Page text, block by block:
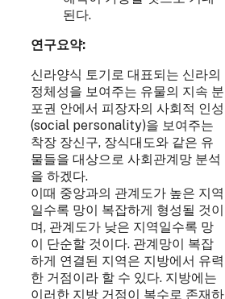
된다.
연구요약:
신라양식 토기로 대표되는 신라의
정체성을 보여주는 유물의 지속 분
포권 안에서 피장자의 사회적 인성
(social personality)을 보여주는
착장 장신구, 장식대도와 같은 유
물들을 대상으로 사회관계망 분석
을 하겠다.
이때 중앙과의 관계도가 높은 지역
일수록 망이 복잡하게 형성될 것이
며, 관계도가 낮은 지역일수록 망
이 단순할 것이다. 관계망이 복잡
하게 연결된 지역은 지방에서 유력
한 거점이라 할 수 있다. 지방에는
이러한 지방 거점이 복수로 존재하